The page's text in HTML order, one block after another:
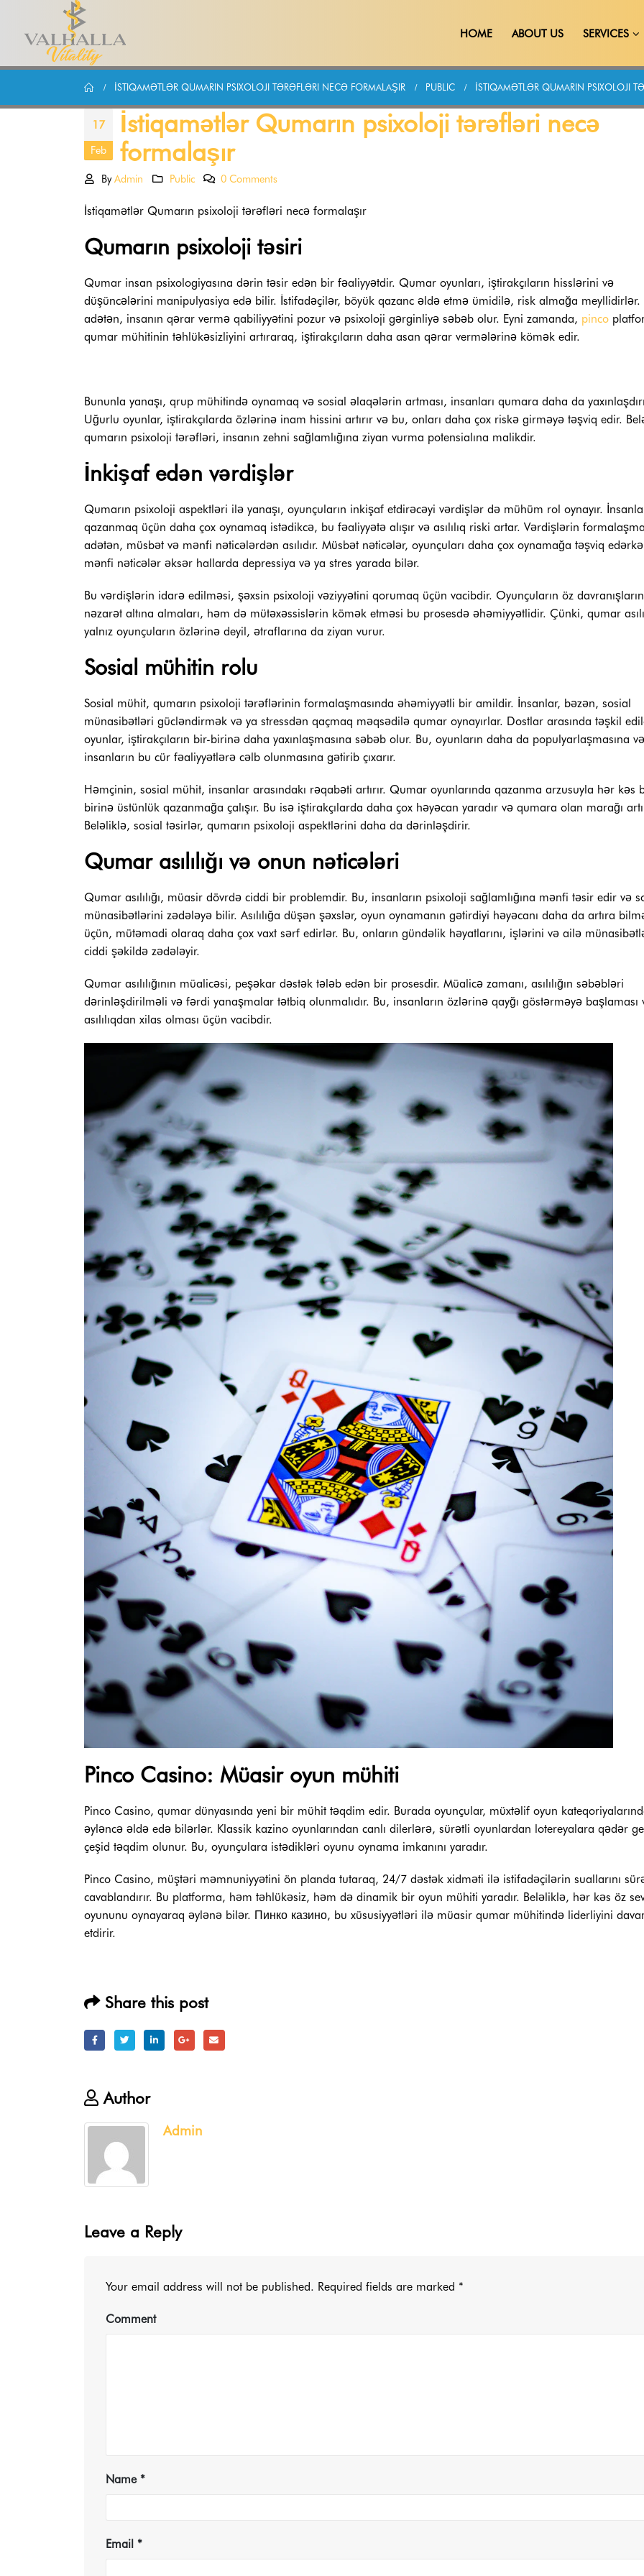
HOME ABOUT US SERVICES
İSTIQAMƏTLƏR QUMARIN PSIXOLOJI TƏRƏFLƏRI NECƏ FORMALAŞIR PUBLIC İSTIQAMƏTLƏR QUMARIN PSIXOLOJI
17
Feb
İstiqamətlər Qumarın psixoloji tərəfləri necə
formalaşır
ByAdmin Public 0 Comments
İstiqamətlər Qumarın psixoloji tərəfləri necə formalaşır
Qumarın psixoloji təsiri
Qumar insan psixologiyasına dərin təsir edən bir fəaliyyətdir. Qumar oyunları, iştirakçıların hisslərini və
düşüncələrini manipulyasiya edə bilir. İstifadəçilər, böyük qazanc əldə etmə ümidilə, risk almağa meyllidirlər.
adətən, insanın qərar vermə qabiliyyətini pozur və psixoloji gərginliyə səbəb olur. Eyni zamanda, pinco
qumar mühitinin təhlükəsizliyini artıraraq, iştirakçıların daha asan qərar vermələrinə kömək edir.
Bununla yanaşı, qrup mühitində oynamaq və sosial əlaqələrin artması, insanları qumara daha da
Uğurlu oyunlar, iştirakçılarda özlərinə inam hissini artırır və bu, onları daha çox riskə girməyə təşviq edir.
qumarın psixoloji tərəfləri, insanın zehni sağlamlığına ziyan vurma potensialına malikdir.
İnkişaf edən vərdişlər
Qumarın psixoloji aspektləri ilə yanaşı, oyunçuların inkişaf etdirəcəyi vərdişlər də mühüm rol oynayır.
qazanmaq üçün daha çox oynamaq istədikcə, bu fəaliyyətə alışır və asılılıq riski artar. Vərdişlərin
adətən, müsbət və mənfi nəticələrdən asılıdır. Müsbət nəticələr, oyunçuları daha çox oynamağa təşviq
mənfi nəticələr əksər hallarda depressiya və ya stres yarada bilər.
Bu vərdişlərin idarə edilməsi, şəxsin psixoloji vəziyyətini qorumaq üçün vacibdir. Oyunçuların öz
nəzarət altına almaları, həm də mütəxəssislərin kömək etməsi bu prosesdə əhəmiyyətlidir. Çünki, qumar
yalnız oyunçuların özlərinə deyil, ətraflarına da ziyan vurur.
Sosial mühitin rolu
Sosial mühit, qumarın psixoloji tərəflərinin formalaşmasında əhəmiyyətli bir amildir. İnsanlar, bəzən, sosial
münasibətləri gücləndirmək və ya stressdən qaçmaq məqsədilə qumar oynayırlar. Dostlar arasında təşkil
oyunlar, iştirakçıların bir-birinə daha yaxınlaşmasına səbəb olur. Bu, oyunların daha da populyarlaşmasına və
insanların bu cür fəaliyyətlərə cəlb olunmasına gətirib çıxarır.
Həmçinin, sosial mühit, insanlar arasındakı rəqabəti artırır. Qumar oyunlarında qazanma arzusuyla hər kəs
birinə üstünlük qazanmağa çalışır. Bu isə iştirakçılarda daha çox həyəcan yaradır və qumara olan marağı
Beləliklə, sosial təsirlər, qumarın psixoloji aspektlərini daha da dərinləşdirir.
Qumar asılılığı və onun nəticələri
Qumar asılılığı, müasir dövrdə ciddi bir problemdir. Bu, insanların psixoloji sağlamlığına mənfi təsir edir və
münasibətlərini zədələyə bilir. Asılılığa düşən şəxslər, oyun oynamanın gətirdiyi həyəcanı daha da artıra
üçün, mütəmadi olaraq daha çox vaxt sərf edirlər. Bu, onların gündəlik həyatlarını, işlərini və ailə
ciddi şəkildə zədələyir.
Qumar asılılığının müalicəsi, peşəkar dəstək tələb edən bir prosesdir. Müalicə zamanı, asılılığın səbəbləri
dərinləşdirilməli və fərdi yanaşmalar tətbiq olunmalıdır. Bu, insanların özlərinə qayğı göstərməyə başlaması
asılılıqdan xilas olması üçün vacibdir.
Pinco Casino: Müasir oyun mühiti
Pinco Casino, qumar dünyasında yeni bir mühit təqdim edir. Burada oyunçular, müxtəlif oyun
əyləncə əldə edə bilərlər. Klassik kazino oyunlarından canlı dilerlərə, sürətli oyunlardan lotereyalara qədər
çeşid təqdim olunur. Bu, oyunçulara istədikləri oyunu oynama imkanını yaradır.
Pinco Casino, müştəri məmnuniyyətini ön planda tutaraq, 24/7 dəstək xidməti ilə istifadəçilərin suallarını
cavablandırır. Bu platforma, həm təhlükəsiz, həm də dinamik bir oyun mühiti yaradır. Beləliklə, hər kəs öz
oyununu oynayaraq əylənə bilər. Пинко казино, bu xüsusiyyətləri ilə müasir qumar mühitində liderliyini
etdirir.
Share this post
Author
Admin
Leave a Reply
Your email address will not be published. Required fields are marked *
Comment
Name *
Email *